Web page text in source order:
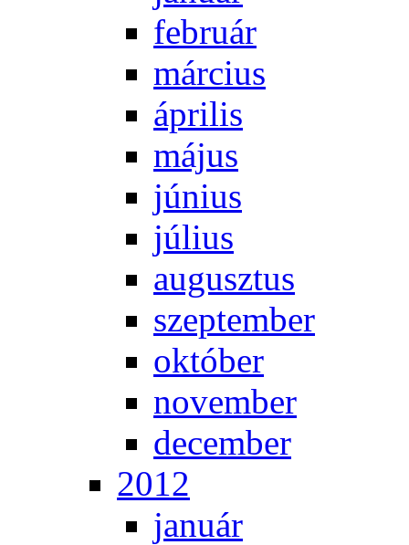
feb­ru­ár
már­ci­us
áp­ri­lis
má­jus
jú­ni­us
jú­li­us
au­gusz­tus
szep­tem­ber
ok­tó­ber
no­vem­ber
de­cem­ber
2012
ja­nu­ár